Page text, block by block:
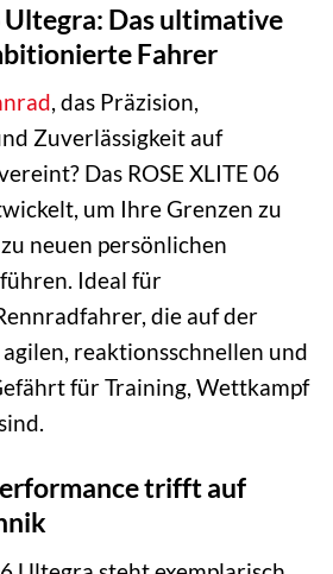
Ultegra: Das ultimative
Fahrer
, das Präzision,
Zuverlässigkeit auf
Das ROSE XLITE 06
um Ihre Grenzen zu
neuen persönlichen
Ideal für
die auf der
reaktionsschnellen und
für Training, Wettkampf
trifft auf